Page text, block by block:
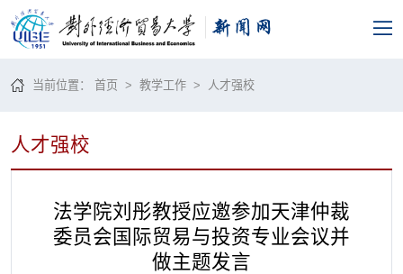
当前位置：首页 >教学工作 > 人才强校
人才强校
法学院刘彤教授应邀参加天津仲裁
委员会国际贸易与投资专业会议并
做主题发言